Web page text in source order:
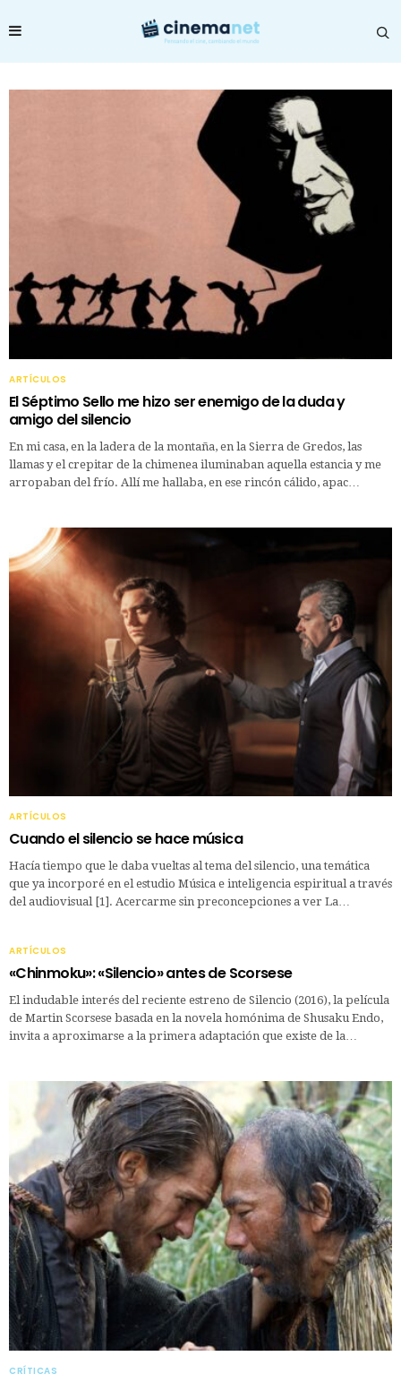
ARTÍCULOS
El Séptimo Sello me hizo ser enemigo de la duda y
amigo del silencio
En mi casa, en la ladera de la montaña, en la Sierra de Gredos, las
llamas y el crepitar de la chimenea iluminaban aquella estancia y me
arropaban del frío. Allí me hallaba, en ese rincón cálido, apac…
ARTÍCULOS
Cuando el silencio se hace música
Hacía tiempo que le daba vueltas al tema del silencio, una temática
que ya incorporé en el estudio Música e inteligencia espiritual a través
del audiovisual [1]. Acercarme sin preconcepciones a ver La…
ARTÍCULOS
«Chinmoku»: «Silencio» antes de Scorsese
El indudable interés del reciente estreno de Silencio (2016), la película
de Martin Scorsese basada en la novela homónima de Shusaku Endo,
invita a aproximarse a la primera adaptación que existe de la…
CRÍTICAS